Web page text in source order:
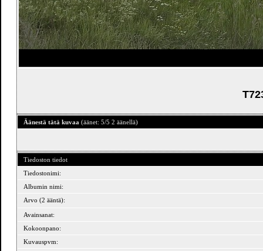
Äänestä tätä kuvaa (äänet: 5/5 2 äänellä)
Tiedoston tiedot
Tiedostonimi:
Albumin nimi:
Arvo (2 ääntä):
Avainsanat:
Kokoonpano:
Kuvauspvm: